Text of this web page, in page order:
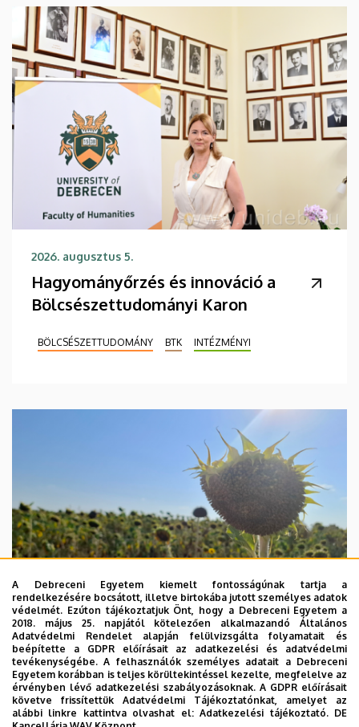
2026. augusztus 5.
Hagyományőrzés és innováció a
Bölcsészettudományi Karon
BÖLCSÉSZETTUDOMÁNY BTK INTÉZMÉNYI
2026. augusztus 4.
A hőség árnyékában az agrárium
AGRÁRTUDOMÁNY
A Debreceni Egyetem kiemelt fontosságúnak tartja a
rendelkezésére bocsátott, illetve birtokába jutott személyes adatok
védelmét. Ezúton tájékoztatjuk Önt, hogy a Debreceni Egyetem a
2018. május 25. napjától kötelezően alkalmazandó Általános
Adatvédelmi Rendelet alapján felülvizsgálta folyamatait és
beépítette a GDPR előírásait az adatkezelési és adatvédelmi
tevékenységébe. A felhasználók személyes adatait a Debreceni
Egyetem korábban is teljes körültekintéssel kezelte, megfelelve az
érvényben lévő adatkezelési szabályozásoknak. A GDPR előírásait
követve frissítettük Adatvédelmi Tájékoztatónkat, amelyet az
alábbi linkre kattintva olvashat el:Adatkezelési tájékoztató. DE